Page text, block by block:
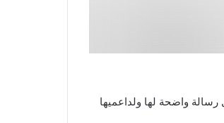
رسالة واضحة لها ولداعميها